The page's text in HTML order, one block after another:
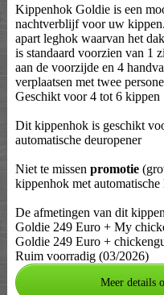
Kippenhok Goldie is een
nachtverblijf voor uw
apart leghok waarvan het
is standaard voorzien van 1
aan de voorzijde en 4
verplaatsen met twee
Geschikt voor 4 tot 6 kippen
Dit kippenhok is geschikt
automatische deuropener
Niet te missen promotie
kippenhok met
De afmetingen van dit
Goldie 249 Euro + My
Goldie 249 Euro +
Ruim voorradig (03/2026)
Meer details